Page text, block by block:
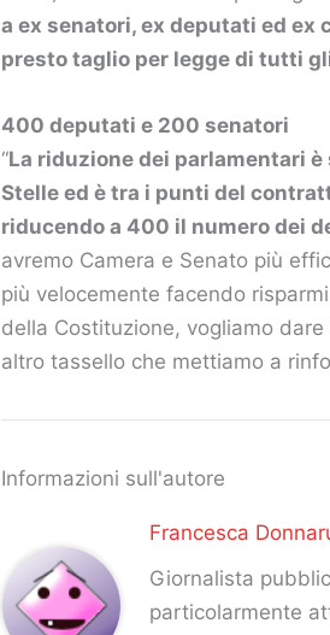
a ex senatori, ex deputati ed ex
presto taglio per legge di tutti
400 deputati e 200 senatori
“La riduzione dei parlamentari
Stelle ed è tra i punti del
riducendo a 400 il numero dei
avremo Camera e Senato più
più velocemente facendo
della Costituzione, vogliamo
altro tassello che mettiamo a
Informazioni sull'autore
Francesca
Giornalista
particolarmente